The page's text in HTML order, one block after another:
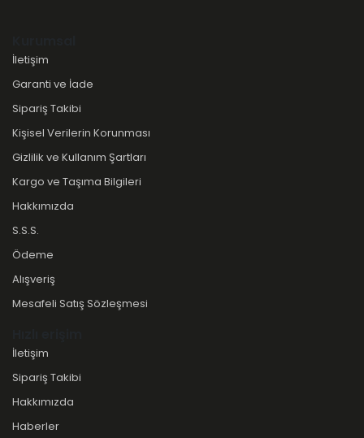
İletişim
Garanti ve İade
Sipariş Takibi
Kişisel Verilerin Korunması
Gizlilik ve Kullanım Şartları
Kargo ve Taşıma Bilgileri
Hakkımızda
S.S.S.
Ödeme
Alışveriş
Mesafeli Satış Sözleşmesi
İletişim
Sipariş Takibi
Hakkımızda
Haberler